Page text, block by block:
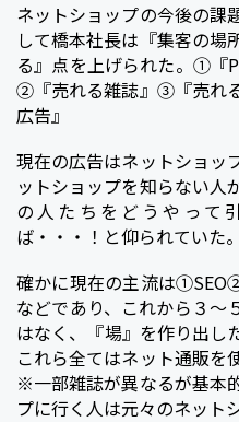
ネットショップの今後の課
して橋本社長は『集客の場
る』点を上げられた。①『
②『売れる雑誌』③『売れ
広告』
現在の広告はネットショッ
ットショップを知らない人
の人たちをどうやって
ば・・・！と仰られていた。
確かに現在の主流は
などであり、これから３～
はなく、『場』を作り出し
これら全てはネット通販を
※一部雑誌が異なるが基本
プに行く人は元々のネット